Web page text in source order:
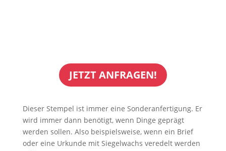
JETZT ANFRAGEN!
Dieser Stempel ist immer eine Sonderanfertigung. Er
wird immer dann benötigt, wenn Dinge geprägt
werden sollen. Also beispielsweise, wenn ein Brief
oder eine Urkunde mit Siegelwachs veredelt werden